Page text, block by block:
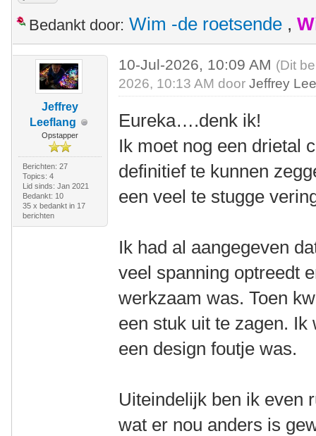
Bedankt door: Wim -de roetsende ,
Jeffrey
Leeflang
Opstapper
Berichten: 27
Topics: 4
Lid sinds: Jan 2021
Bedankt: 10
35 x bedankt in 17
berichten
10-Jul-2026, 10:09 AM (Dit
2026, 10:13 AM doorJeffrey
Eureka….denk ik!
Ik moet nog een drietal
definitief te kunnen
een veel te stugge
Ik had al aangegeven
veel spanning optreedt
werkzaam was. Toen
een stuk uit te zagen.
een design foutje was.
Uiteindelijk ben ik even
wat er nou anders is